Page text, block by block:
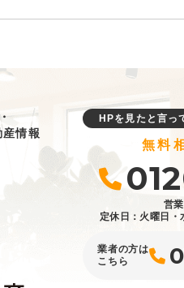
情報
HPを見たと言っ
無料
営
定休日：火曜日・
業者の方は
こちら